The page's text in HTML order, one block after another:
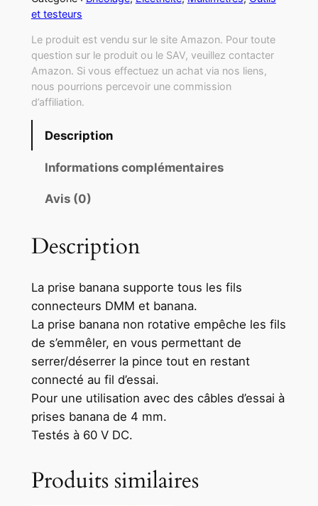
et testeurs
Le produit est vendu sur le site Amazon. Pour toute
question sur le produit ou le SAV, veuillez contacter
Amazon. Si vous effectuez un achat via nos liens,
nous pourrions percevoir une commission
d’affiliation.
Description
Informations complémentaires
Avis (0)
Description
La prise banana supporte tous les fils
connecteurs DMM et banana.
La prise banana non rotative empêche les fils
de s’emmêler, en vous permettant de
serrer/déserrer la pince tout en restant
connecté au fil d’essai.
Pour une utilisation avec des câbles d’essai à
prises banana de 4 mm.
Testés à 60 V DC.
Produits similaires